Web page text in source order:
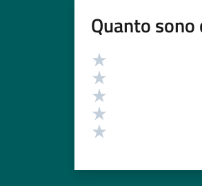
Quanto
Valutazione